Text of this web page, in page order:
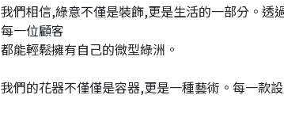
我們相信,綠意不僅是裝飾,更是生活的一部分。
每一位顧客
都能輕鬆擁有自己的微型綠洲。
我們的花器不僅僅是容器,更是一種藝術。每一款